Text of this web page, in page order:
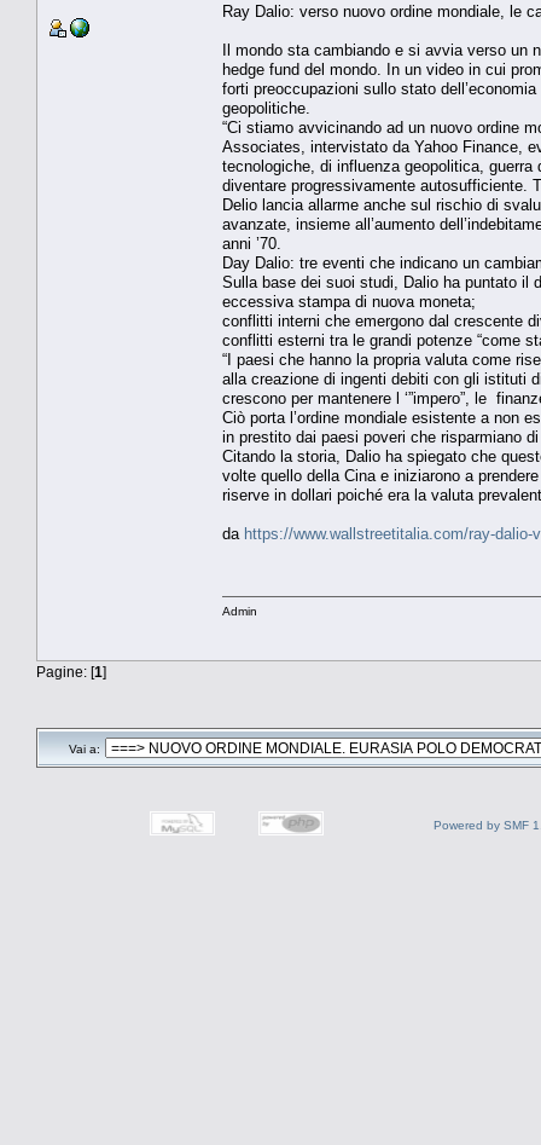
Ray Dalio: verso nuovo ordine mondiale, le
Il mondo sta cambiando e si avvia verso un
hedge fund del mondo. In un video in cui
forti preoccupazioni sullo stato
geopolitiche.
“Ci stiamo avvicinando ad un nuovo ordine
Associates, intervistato da Yahoo Finance,
tecnologiche, di influenza geopolitica,
diventare progressivamente autosufficiente.
Delio lancia allarme anche sul rischio di
avanzate, insieme all’aumento
anni ’70.
Day Dalio: tre eventi che indicano un
Sulla base dei suoi studi, Dalio ha puntato il
eccessiva stampa di nuova moneta;
conflitti interni che emergono dal crescente
conflitti esterni tra le grandi potenze “come
“I paesi che hanno la propria valuta come
alla creazione di ingenti debiti con gli istituti
crescono per mantenere l ‘”impero”, le
Ciò porta l’ordine mondiale esistente a non
in prestito dai paesi poveri che risparmiano
Citando la storia, Dalio ha spiegato che
volte quello della Cina e iniziarono a
riserve in dollari poiché era la valuta
da https://www.wallstreetitalia.com/ray-dalio-
Admin
Pagine: [1]
Vai a:
Powered by SMF